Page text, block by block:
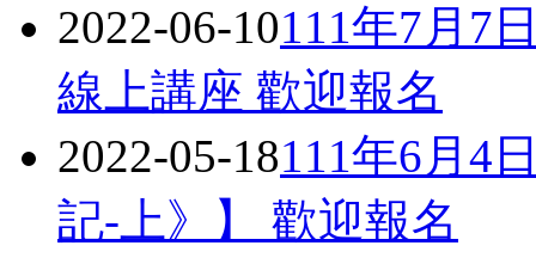
2022-06-10111年7月7
線上講座 歡迎報名
2022-05-18111年6月4
記-上》】 歡迎報名